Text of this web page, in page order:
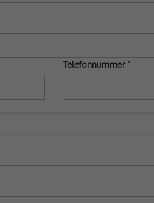
Telefonnummer *